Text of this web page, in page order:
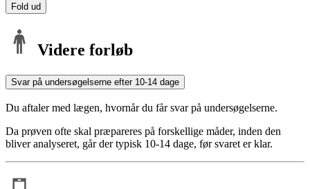
Fold ud
Videre forløb
Svar på undersøgelserne efter 10-14 dage
Du aftaler med lægen, hvornår du får svar på undersøgelserne.
Da prøven ofte skal præpareres på forskellige måder, inden den
bliver analyseret, går der typisk 10-14 dage, før svaret er klar.